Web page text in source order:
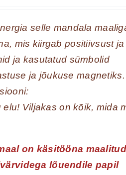
selle mandala
mis kiirgab positiivsust ja
ja kasutatud sümbolid
ja jõukuse magnetiks.
Viljakas on kõik, mida
on käsitööna maalitud
lõuendile papil